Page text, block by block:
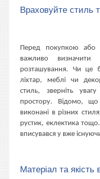
Враховуйте стиль
Перед покупкою або
важливо
розташування. Чи це
ліхтар, меблі чи
стиль, зверніть
простору. Відомо, що
виконані в різних
рустик, еклектика
вписувався у вже
Матеріал та якість